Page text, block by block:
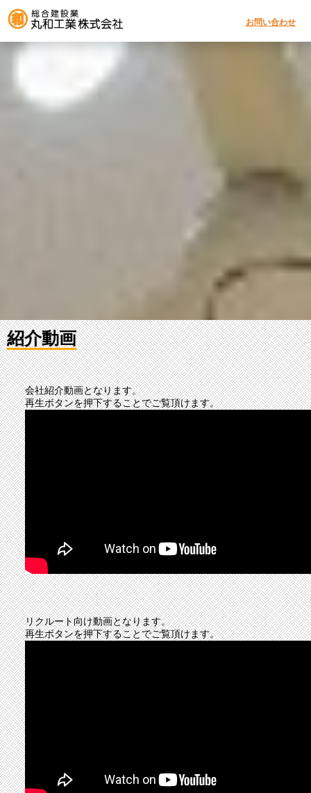
お問い合わせ
紹介動画
会社紹介動画となります。
再生ボタンを押下することでご覧頂けます。
リクルート向け動画となります。
再生ボタンを押下することでご覧頂けます。